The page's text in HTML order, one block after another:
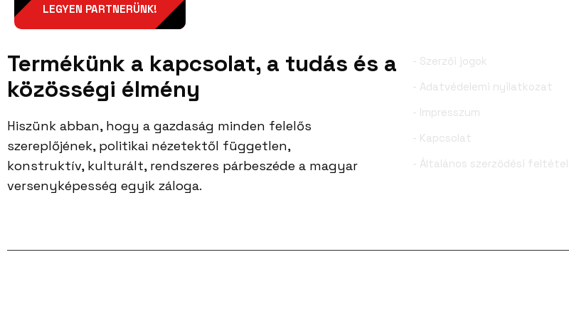
LEGYEN PARTNERÜNK!
Termékünk a kapcsolat, a tudás és a
közösségi élmény
Hiszünk abban, hogy a gazdaság minden felelős
szereplőjének, politikai nézetektől független,
konstruktív, kulturált, rendszeres párbeszéde a magyar
versenyképesség egyik záloga.
- Szerzői jogok
- Adatvédelemi nyilatkozat
- Impresszum
- Kapcsolat
- Általános szerződési